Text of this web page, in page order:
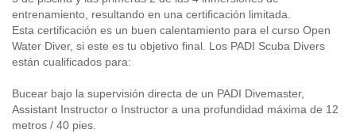
entrenamiento, resultando en una certificación limitada.
Esta certificación es un buen calentamiento para el curso Open
Water Diver, si este es tu objetivo final. Los PADI Scuba Divers
están cualificados para:
Bucear bajo la supervisión directa de un PADI Divemaster,
Assistant Instructor o Instructor a una profundidad máxima de 12
metros / 40 pies.